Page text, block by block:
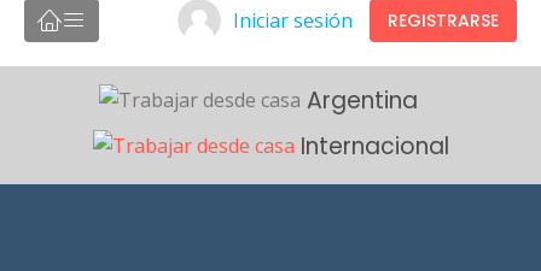
Iniciar sesión REGISTRARSE
Argentina
Internacional